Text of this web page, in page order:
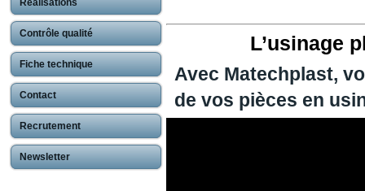
Réalisations
Contrôle qualité
Fiche technique
Contact
Recrutement
Newsletter
L’usinage
Avec Matechplast,
de vos pièces en